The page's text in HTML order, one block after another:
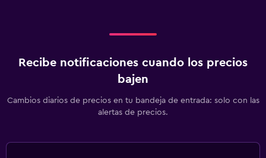
Recibe notificaciones cuando los precios
bajen
Cambios diarios de precios en tu bandeja de entrada: solo con las
alertas de precios.